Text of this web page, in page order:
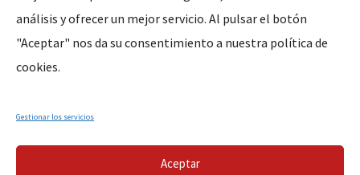
análisis y ofrecer un mejor servicio. Al pulsar el botón
"Aceptar" nos da su consentimiento a nuestra política de
cookies.
Gestionar los servicios
Aceptar
Aviso Legal
Política de Privacidad